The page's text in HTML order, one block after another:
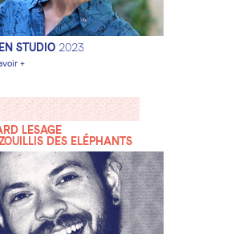
STUDIO 2023
+
LESAGE
DES ELÉPHANTS